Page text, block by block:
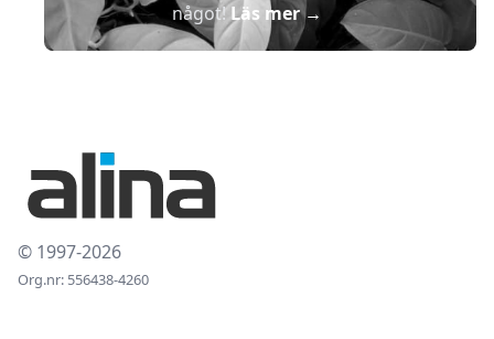
något!Läs mer→
© 1997-2026
Org.nr: 556438-4260